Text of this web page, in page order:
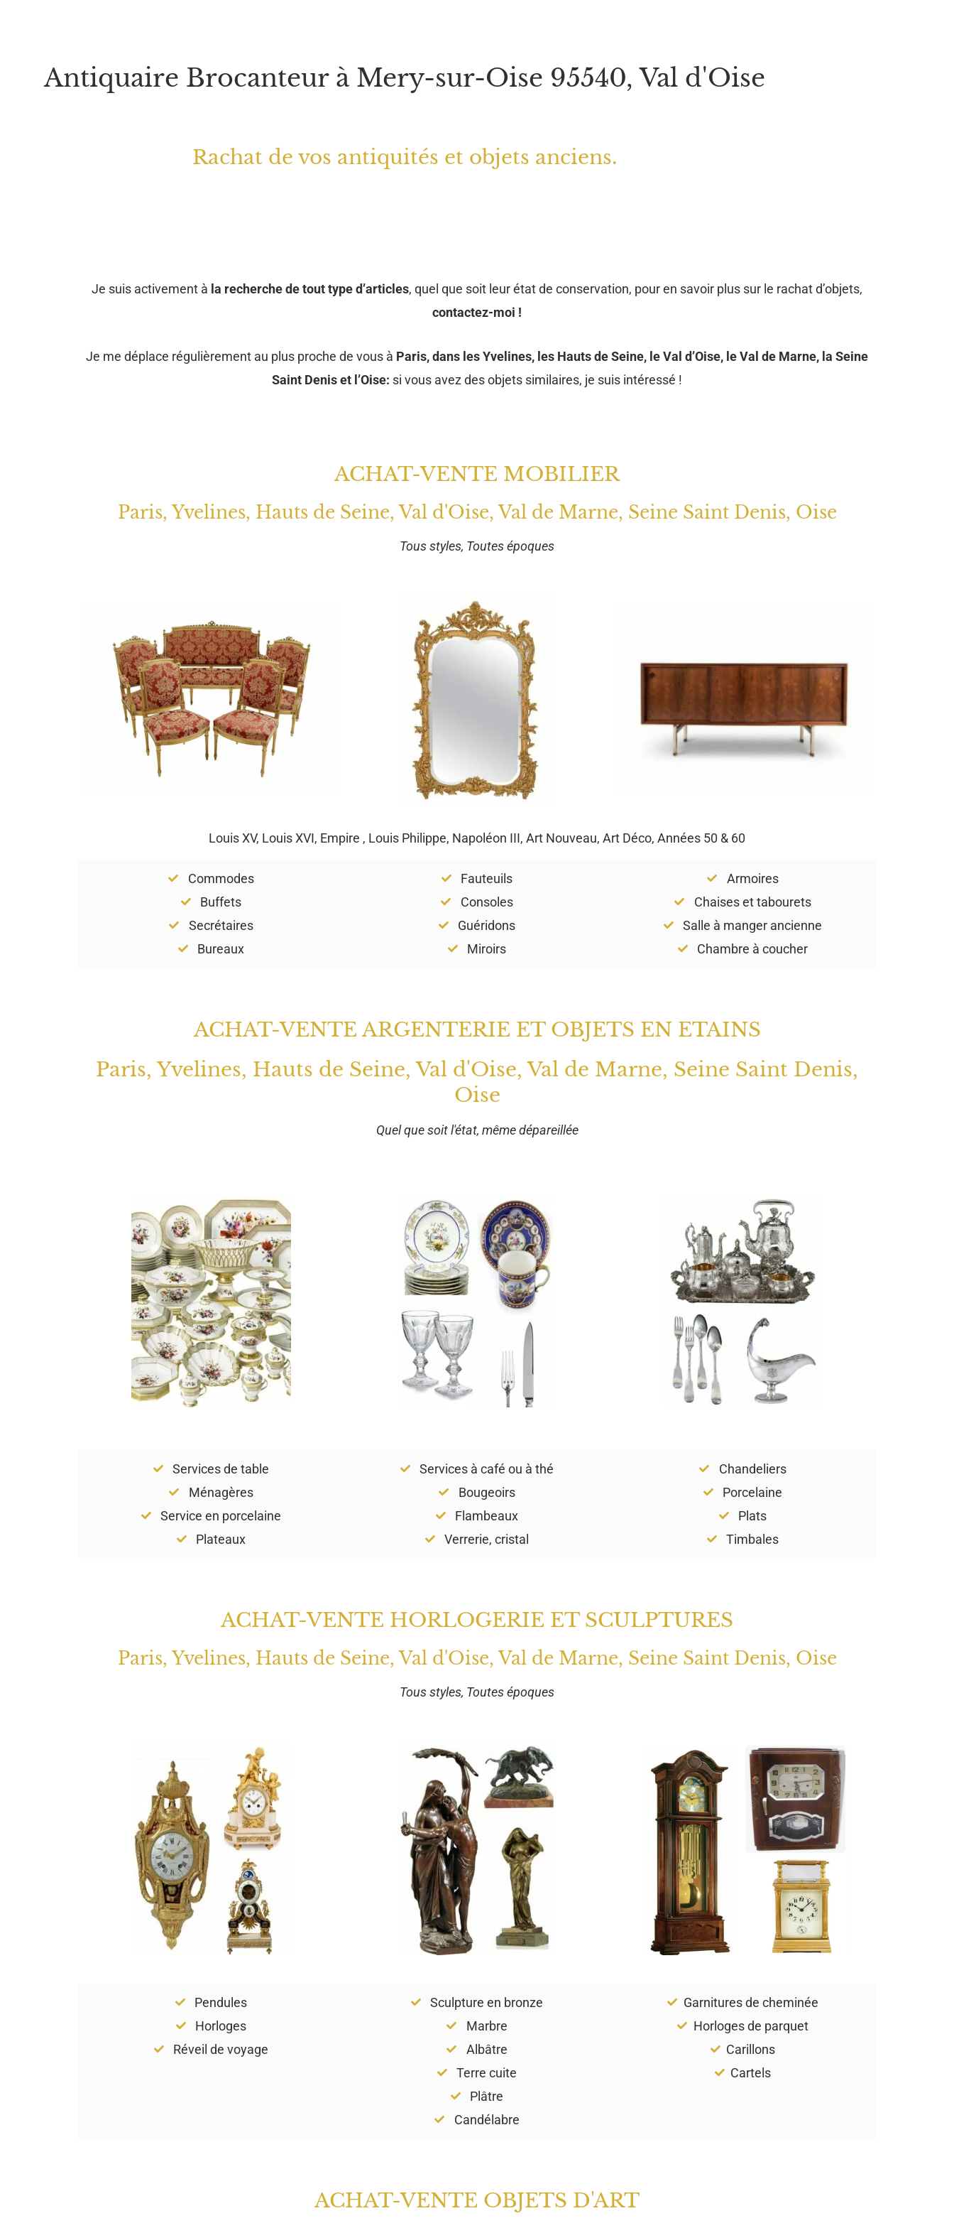
Antiquaire Brocanteur à Mery-sur-Oise 95540, Val d'Oise
Rachat de vos antiquités et objets anciens.
Je suis activement à la recherche de tout type d’articles, quel que soit leur état de conservation, pour en savoir plus sur le rachat d’objets,
contactez-moi !
Je me déplace régulièrement au plus proche de vous à Paris, dans les Yvelines, les Hauts de Seine, le Val d’Oise, le Val de Marne, la Seine
Saint Denis et l’Oise: si vous avez des objets similaires, je suis intéressé !
ACHAT-VENTE MOBILIER
Paris, Yvelines, Hauts de Seine, Val d'Oise, Val de Marne, Seine Saint Denis, Oise
Tous styles, Toutes époques
Louis XV, Louis XVI, Empire , Louis Philippe, Napoléon III, Art Nouveau, Art Déco, Années 50 & 60
Commodes
Buffets
Secrétaires
Bureaux
Fauteuils
Consoles
Guéridons
Miroirs
Armoires
Chaises et tabourets
Salle à manger ancienne
Chambre à coucher
ACHAT-VENTE ARGENTERIE ET OBJETS EN ETAINS
Paris, Yvelines, Hauts de Seine, Val d'Oise, Val de Marne, Seine Saint Denis,
Oise
Quel que soit l'état, même dépareillée
Services de table
Ménagères
Service en porcelaine
Plateaux
Services à café ou à thé
Bougeoirs
Flambeaux
Verrerie, cristal
Chandeliers
Porcelaine
Plats
Timbales
ACHAT-VENTE HORLOGERIE ET SCULPTURES
Paris, Yvelines, Hauts de Seine, Val d'Oise, Val de Marne, Seine Saint Denis, Oise
Tous styles, Toutes époques
Pendules
Horloges
Réveil de voyage
Sculpture en bronze
Marbre
Albâtre
Terre cuite
Plâtre
Candélabre
Garnitures de cheminée
Horloges de parquet
Carillons
Cartels
ACHAT-VENTE OBJETS D'ART